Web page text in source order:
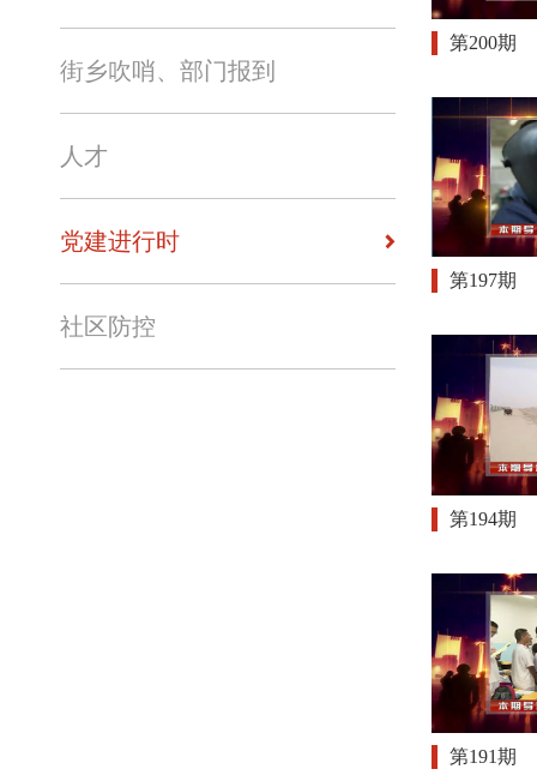
街乡吹哨、部门报到
人才
党建进行时
社区防控
第200期
第197期
第194期
第191期